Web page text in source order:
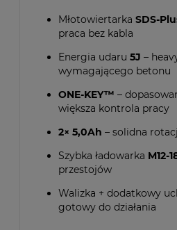
Młotowiertarka SDS-
praca bez kabla
Energia udaru 5J –
wymagającego betonu
ONE-KEY™ –
większa kontrola pracy
2× 5,0Ah – solidna
Szybka ładowarka M12-
przestojów
Walizka + dodatkowy
gotowy do działania